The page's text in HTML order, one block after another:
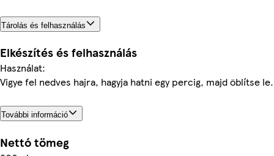
Tárolás és felhasználás
Elkészítés és felhasználás
Használat:
Vigye fel nedves hajra, hagyja hatni egy percig, majd öblítse le.
További információ
Nettó tömeg